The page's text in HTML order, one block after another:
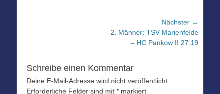
Nächster →
Nächster
Beitrag:
2. Männer: TSV Marienfelde
– HC Pankow II 27:19
Schreibe einen Kommentar
Deine E-Mail-Adresse wird nicht veröffentlicht.
Erforderliche Felder sind mit * markiert